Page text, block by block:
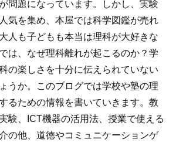
問題になっています。しかし、実験
気を集め、本屋では科学図鑑が売れ
人も子どもも本当は理科が大好きな
は、なぜ理科離れが起こるのか？学
の楽しさを十分に伝えられていない
うか。このブログでは学校や塾の理
るための情報を書いていきます。教
験、ICT機器の活用法、授業で使える
の他、道徳やコミュニケーションゲ